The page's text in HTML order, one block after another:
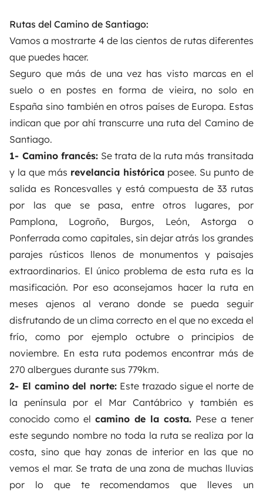
Rutas del Camino de Santiago:
Vamos a mostrarte 4 de las cientos de rutas diferentes
que puedes hacer.
Seguro que más de una vez has visto marcas en el
suelo o en postes en forma de vieira, no solo en
España sino también en otros países de Europa. Estas
indican que por ahí transcurre una ruta del Camino de
Santiago.
1- Camino francés: Se trata de la ruta más transitada
y la que más revelancia histórica posee. Su punto de
salida es Roncesvalles y está compuesta de 33 rutas
por las que se pasa, entre otros lugares, por
Pamplona, Logroño, Burgos, León, Astorga o
Ponferrada como capitales, sin dejar atrás los grandes
parajes rústicos llenos de monumentos y paisajes
extraordinarios. El único problema de esta ruta es la
masificación. Por eso aconsejamos hacer la ruta en
meses ajenos al verano donde se pueda seguir
disfrutando de un clima correcto en el que no exceda el
frío, como por ejemplo octubre o principios de
noviembre. En esta ruta podemos encontrar más de
270 albergues durante sus 779km.
2- El camino del norte: Este trazado sigue el norte de
la península por el Mar Cantábrico y también es
conocido como el camino de la costa. Pese a tener
este segundo nombre no toda la ruta se realiza por la
costa, sino que hay zonas de interior en las que no
vemos el mar. Se trata de una zona de muchas lluvias
por lo que te recomendamos que lleves un